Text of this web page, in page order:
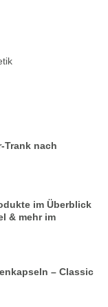
Trank nach
im Überblick
& mehr im
– Classic